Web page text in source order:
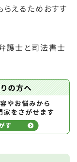
えるためおすす
護士と司法書士